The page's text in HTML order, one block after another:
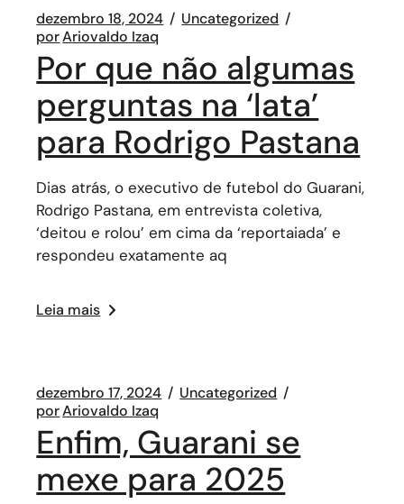
dezembro 18, 2024
Uncategorized
porAriovaldo Izaq
Por que não algumas
perguntas na ‘lata’
para Rodrigo Pastana
Dias atrás, o executivo de futebol do Guarani,
Rodrigo Pastana, em entrevista coletiva,
‘deitou e rolou’ em cima da ‘reportaiada’ e
respondeu exatamente aq
Leia mais
dezembro 17, 2024
Uncategorized
porAriovaldo Izaq
Enfim, Guarani se
mexe para 2025